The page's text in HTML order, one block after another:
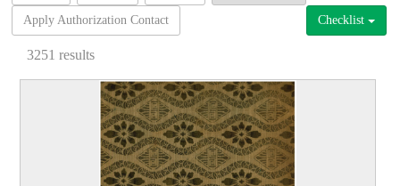
Apply Authorization Contact Checklist
3251 results